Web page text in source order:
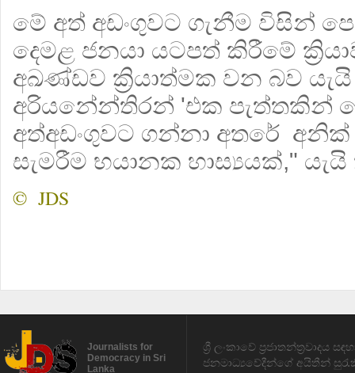
මේ අත් අඩංගුවට ගැනීම විසින්
දෙමළ ජනයා යටපත් කිරීමේ
අඛණ්ඩව ක්‍රියාත්මක වන බව
අරියනේන්තිරන් 'එක පැත්තකින්
අත්අඩංගුවට ගන්නා අතරේ
සැමරීම භයානක හාස්‍යයක්,"
© JDS
Journalists for
Democracy in Sri
Lanka
ශ්‍රී ලංකාවේ ප්‍රජාතන්ත්‍රවාදය
ජනමාධ්‍යවේදීන්ගේ අයිතීන්